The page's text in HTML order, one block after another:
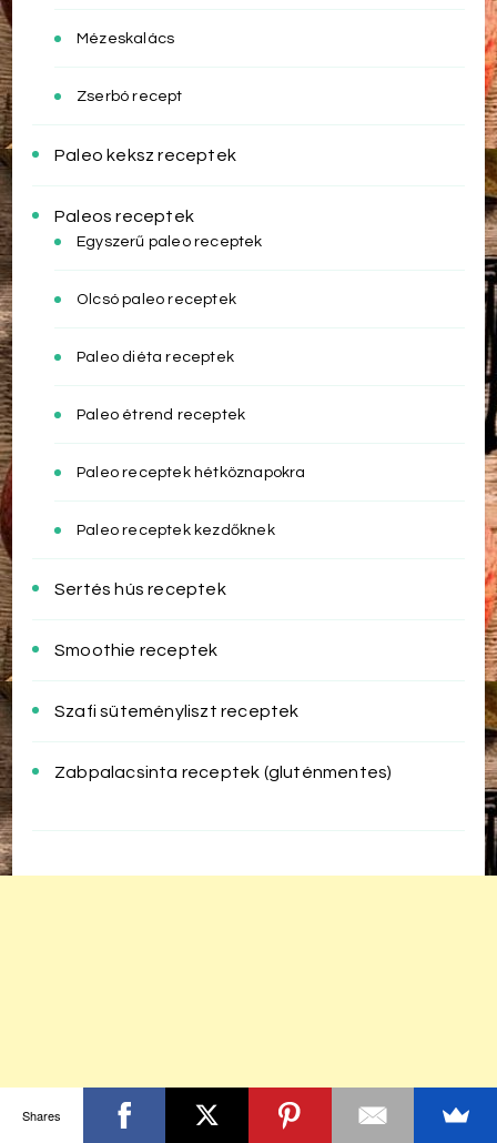
Mézeskalács
Zserbó recept
Paleo keksz receptek
Paleos receptek
Egyszerű paleo receptek
Olcsó paleo receptek
Paleo diéta receptek
Paleo étrend receptek
Paleo receptek hétköznapokra
Paleo receptek kezdőknek
Sertés hús receptek
Smoothie receptek
Szafi süteményliszt receptek
Zabpalacsinta receptek (gluténmentes)
Shares